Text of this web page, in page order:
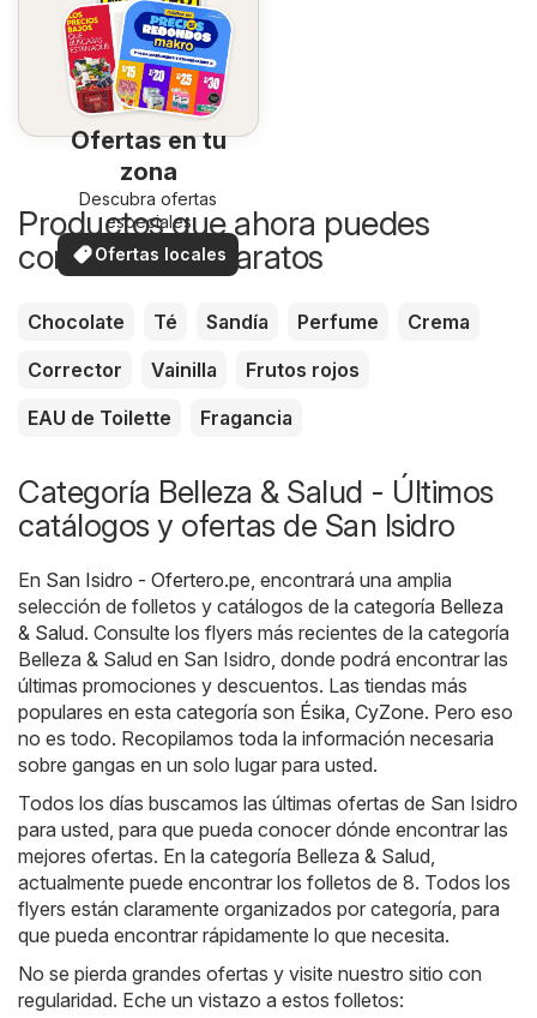
Ofertas en tu
zona
Descubra ofertas
especiales
Ofertas locales
Productos que ahora puedes
comprar más baratos
Chocolate Té Sandía Perfume
Crema
Corrector
Vainilla
Frutos rojos
EAU de Toilette
Fragancia
Categoría Belleza & Salud - Últimos
catálogos y ofertas de San Isidro
En San Isidro - Ofertero.pe , encontrará una amplia
selección de folletos y catálogos de la categoría Belleza
& Salud. Consulte los flyers más recientes de la categoría
Belleza & Salud en San Isidro, donde podrá encontrar las
últimas promociones y descuentos. Las tiendas más
populares en esta categoría son Ésika CyZone. Pero eso
no es todo. Recopilamos toda la información necesaria
sobre gangas en un solo lugar para usted.
Todos los días buscamos las últimas ofertas de San Isidro
para usted, para que pueda conocer dónde encontrar las
mejores ofertas. En la categoría Belleza & Salud,
actualmente puede encontrar los folletos de 8. Todos los
flyers están claramente organizados por categoría, para
que pueda encontrar rápidamente lo que necesita.
No se pierda grandes ofertas y visite nuestro sitio con
regularidad. Eche un vistazo a estos folletos: